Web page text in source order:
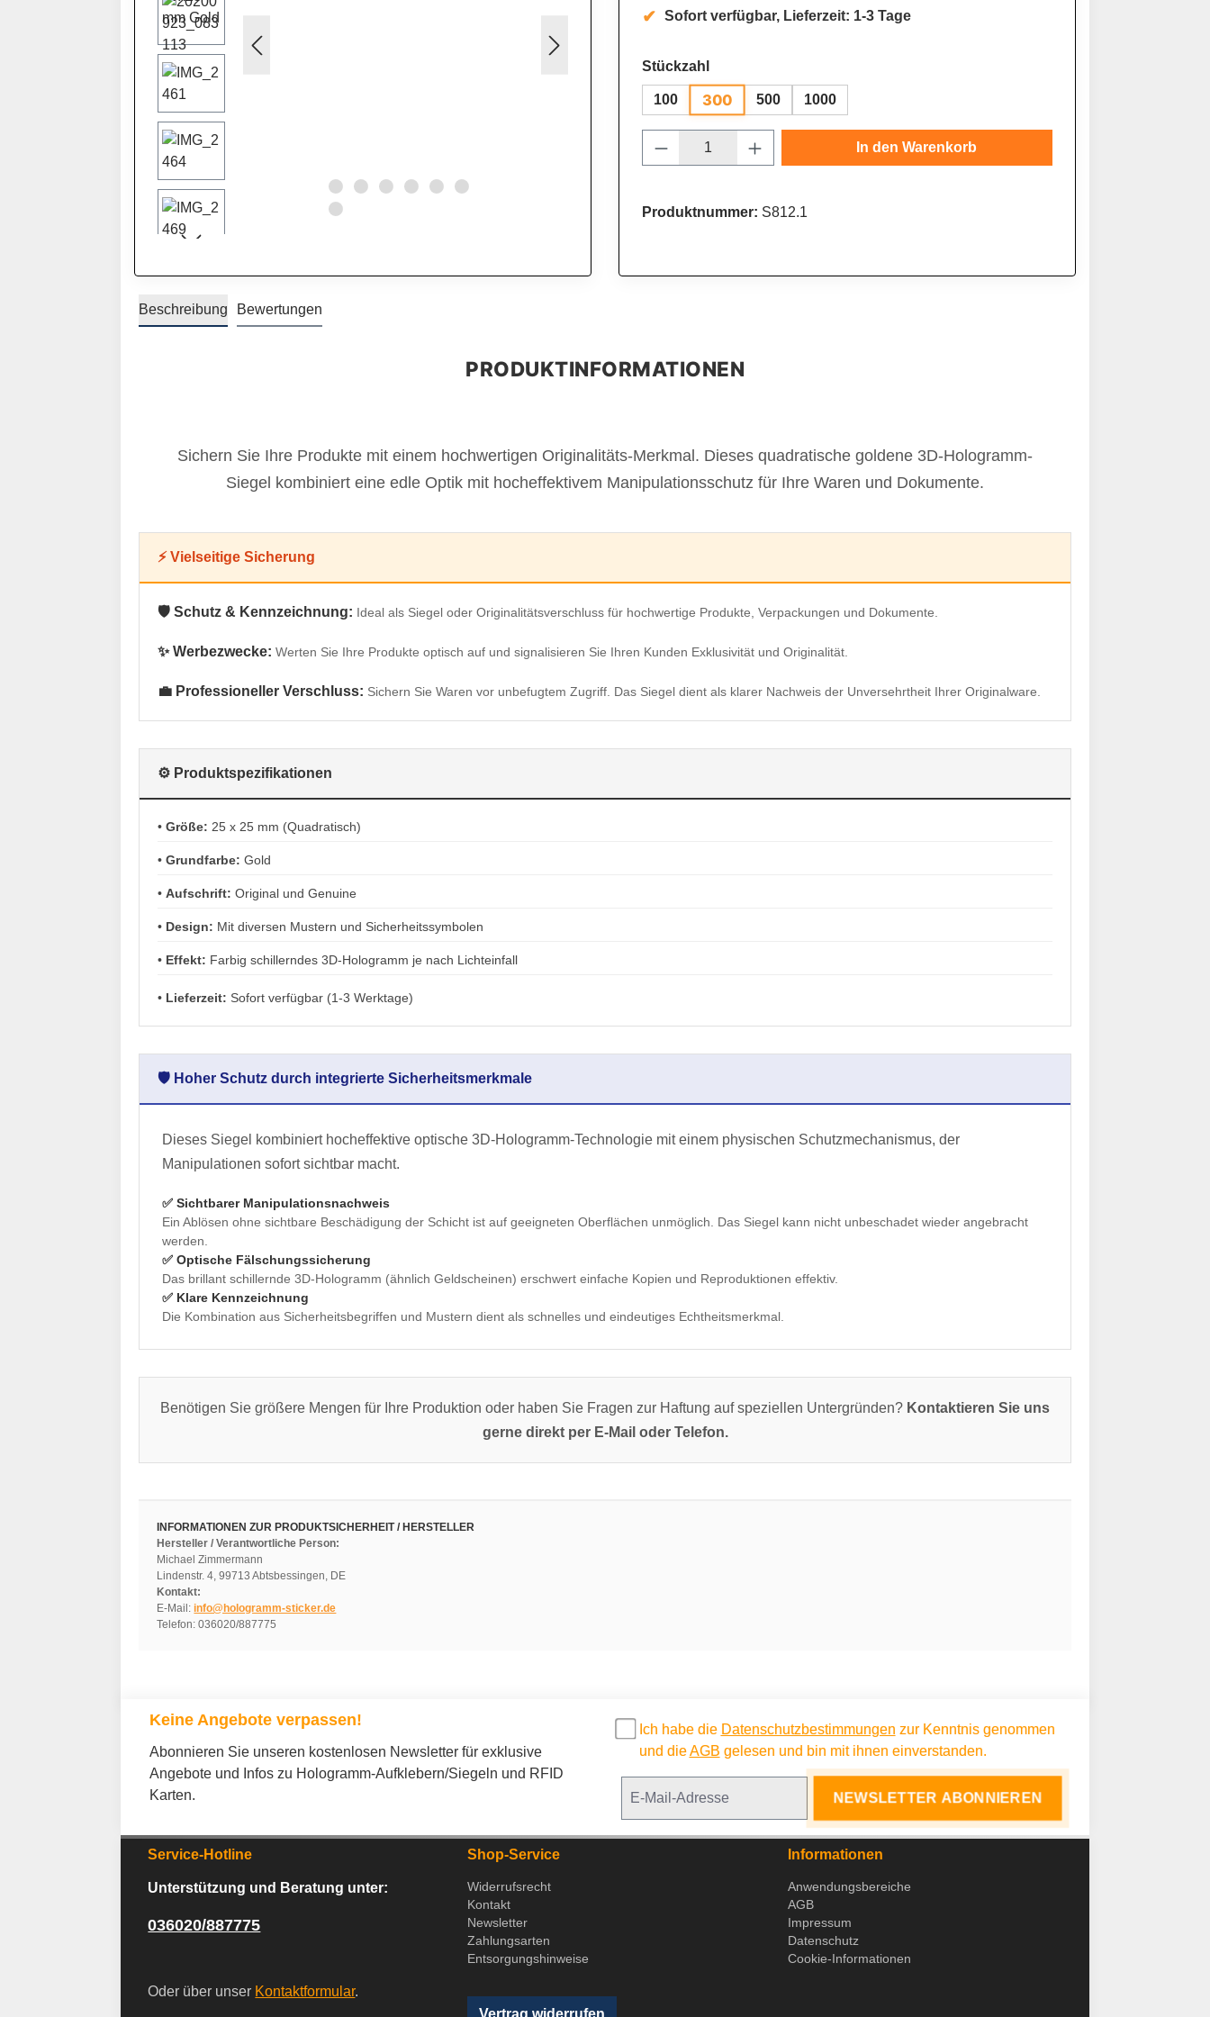
Sofort verfügbar, Lieferzeit: 1-3 Tage
Stückzahl auswählen
100 300 500 1000
Produkt Anzahl: Gib den gewünschten Wert ein oder
In den Warenkorb
Produktnummer: S812.1
Beschreibung Bewertungen
Sichern Sie Ihre Produkte mit einem hochwertigen Originalitäts-Merkmal. Dieses quadratische goldene 3D-Hologramm-
Siegel kombiniert eine edle Optik mit hocheffektivem Manipulationsschutz für Ihre Waren und Dokumente.
⚡ Vielseitige Sicherung
🛡️ Schutz & Kennzeichnung: Ideal als Siegel oder Originalitätsverschluss für hochwertige Produkte, Verpackungen und Dokumente.
✨ Werbezwecke: Werten Sie Ihre Produkte optisch auf und signalisieren Sie Ihren Kunden Exklusivität und Originalität.
💼 Professioneller Verschluss: Sichern Sie Waren vor unbefugtem Zugriff. Das Siegel dient als klarer Nachweis der Unversehrtheit Ihrer Originalware.
⚙️ Produktspezifikationen
•Größe: 25 x 25 mm (Quadratisch)
•Grundfarbe: Gold
•Aufschrift: Original und Genuine
• Design: Mit diversen Mustern und Sicherheitssymbolen
• Effekt: Farbig schillerndes 3D-Hologramm je nach Lichteinfall
• Lieferzeit: Sofort verfügbar (1-3 Werktage)
🛡️ Hoher Schutz durch integrierte Sicherheitsmerkmale
Dieses Siegel kombiniert hocheffektive optische 3D-Hologramm-Technologie mit einem physischen Schutzmechanismus, der
Manipulationen sofort sichtbar macht.
✅ Sichtbarer Manipulationsnachweis
Ein Ablösen ohne sichtbare Beschädigung der Schicht ist auf geeigneten Oberflächen unmöglich. Das Siegel kann nicht unbeschadet wieder angebracht
werden.
✅ Optische Fälschungssicherung
Das brillant schillernde 3D-Hologramm (ähnlich Geldscheinen) erschwert einfache Kopien und Reproduktionen effektiv.
✅ Klare Kennzeichnung
Die Kombination aus Sicherheitsbegriffen und Mustern dient als schnelles und eindeutiges Echtheitsmerkmal.
Benötigen Sie größere Mengen für Ihre Produktion oder haben Sie Fragen zur Haftung auf speziellen Untergründen? Kontaktieren Sie uns
gerne direkt per E-Mail oder Telefon.
INFORMATIONEN ZUR PRODUKTSICHERHEIT / HERSTELLER
Hersteller / Verantwortliche Person:
Michael Zimmermann
Lindenstr. 4, 99713 Abtsbessingen, DE
Kontakt:
E-Mail:info@hologramm-sticker.de
Telefon: 036020/887775
Keine Angebote verpassen!
Abonnieren Sie unseren kostenlosen Newsletter für exklusive
Angebote und Infos zu Hologramm-Aufklebern/Siegeln und RFID
Karten.
Ich habe die Datenschutzbestimmungen zur Kenntnis genommen
und dieAGB gelesen und bin mit ihnen einverstanden.
NEWSLETTER ABONNIEREN
Service-Hotline
Unterstützung und Beratung unter:
036020/887775
Oder über unser Kontaktformular.
Shop-Service
Widerrufsrecht
Kontakt
Newsletter
Zahlungsarten
Entsorgungshinweise
Vertrag widerrufen
Informationen
Anwendungsbereiche
AGB
Impressum
Datenschutz
Cookie-Informationen